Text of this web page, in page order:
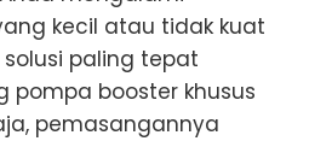
kecil atau tidak kuat
paling tepat
booster khusus
pemasangannya